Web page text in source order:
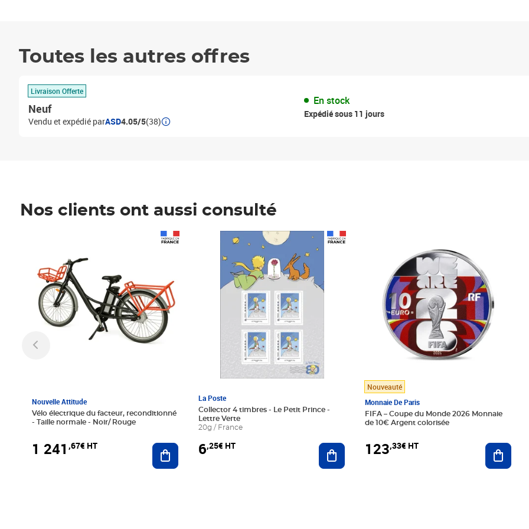
Toutes les autres offres
Livraison Offerte
Neuf
Vendu et expédié parASD4.05/5(38)
En stock
Expédié sous 11 jours
Nos clients ont aussi consulté
Nouvelle Attitude
Vélo électrique du facteur, reconditionné
- Taille normale - Noir/ Rouge
1 241 ,67€ HT Ajouter au panier
La Poste
Collector 4 timbres - Le Petit Prince -
Lettre Verte
20g / France
6,25€ HT
Prix 6,25€ HT
Ajouter au panier
Nouveauté
Monnaie De Paris
FIFA – Coupe du Monde 2026 Monnaie
de 10€ Argent colorisée
123,33€ HT